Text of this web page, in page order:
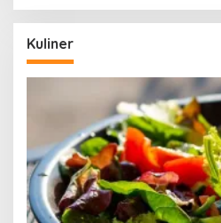
Kuliner